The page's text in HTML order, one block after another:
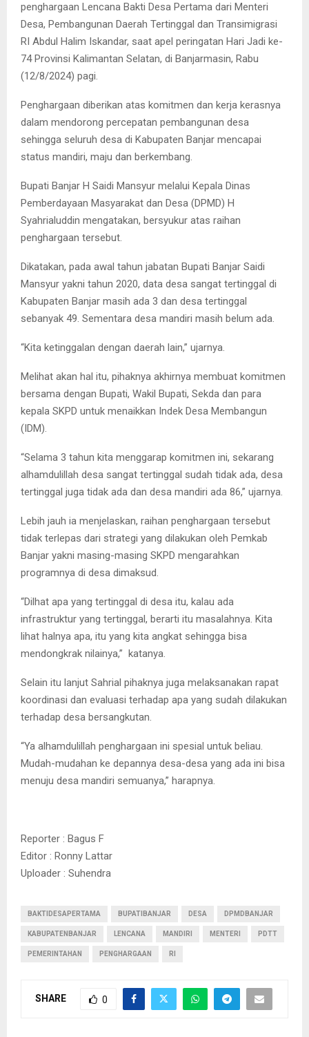
penghargaan Lencana Bakti Desa Pertama dari Menteri
Desa, Pembangunan Daerah Tertinggal dan Transimigrasi
RI Abdul Halim Iskandar, saat apel peringatan Hari Jadi ke-
74 Provinsi Kalimantan Selatan, di Banjarmasin, Rabu
(12/8/2024) pagi.
Penghargaan diberikan atas komitmen dan kerja kerasnya
dalam mendorong percepatan pembangunan desa
sehingga seluruh desa di Kabupaten Banjar mencapai
status mandiri, maju dan berkembang.
Bupati Banjar H Saidi Mansyur melalui Kepala Dinas
Pemberdayaan Masyarakat dan Desa (DPMD) H
Syahrialuddin mengatakan, bersyukur atas raihan
penghargaan tersebut.
Dikatakan, pada awal tahun jabatan Bupati Banjar Saidi
Mansyur yakni tahun 2020, data desa sangat tertinggal di
Kabupaten Banjar masih ada 3 dan desa tertinggal
sebanyak 49. Sementara desa mandiri masih belum ada.
“Kita ketinggalan dengan daerah lain,” ujarnya.
Melihat akan hal itu, pihaknya akhirnya membuat komitmen
bersama dengan Bupati, Wakil Bupati, Sekda dan para
kepala SKPD untuk menaikkan Indek Desa Membangun
(IDM).
“Selama 3 tahun kita menggarap komitmen ini, sekarang
alhamdulillah desa sangat tertinggal sudah tidak ada, desa
tertinggal juga tidak ada dan desa mandiri ada 86,” ujarnya.
Lebih jauh ia menjelaskan, raihan penghargaan tersebut
tidak terlepas dari strategi yang dilakukan oleh Pemkab
Banjar yakni masing-masing SKPD mengarahkan
programnya di desa dimaksud.
“Dilhat apa yang tertinggal di desa itu, kalau ada
infrastruktur yang tertinggal, berarti itu masalahnya. Kita
lihat halnya apa, itu yang kita angkat sehingga bisa
mendongkrak nilainya,” katanya.
Selain itu lanjut Sahrial pihaknya juga melaksanakan rapat
koordinasi dan evaluasi terhadap apa yang sudah dilakukan
terhadap desa bersangkutan.
“Ya alhamdulillah penghargaan ini spesial untuk beliau.
Mudah-mudahan ke depannya desa-desa yang ada ini bisa
menuju desa mandiri semuanya,” harapnya.
Reporter : Bagus F
Editor : Ronny Lattar
Uploader : Suhendra
BAKTIDESAPERTAMA BUPATIBANJAR DESA DPMDBANJAR
KABUPATENBANJAR LENCANA MANDIRI MENTERI PDTT
PEMERINTAHAN PENGHARGAAN RI
SHARE 0